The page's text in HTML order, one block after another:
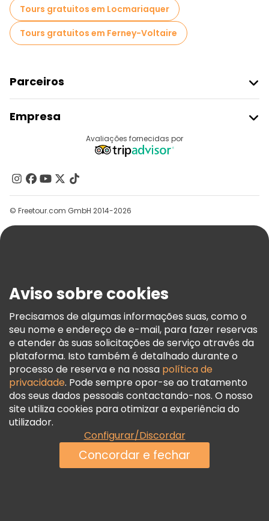
Tours gratuitos em Locmariaquer
Tours gratuitos em Ferney-Voltaire
Parceiros
Registo Do Fornecedor
Programa De Afiliados
Empresa
Contacte-Nos
Grupos
Ajuda
Termos E Informações Legais
Política De Cookies
Freetour Prémios
Programa De Fidelidade
Avaliações fornecidas por
© Freetour.com GmbH 2014-2026
Aviso sobre cookies
Precisamos de algumas informações suas, como o
seu nome e endereço de e-mail, para fazer reservas
e atender às suas solicitações de serviço através da
plataforma. Isto também é detalhado durante o
processo de reserva e na nossa política de
privacidade. Pode sempre opor-se ao tratamento
dos seus dados pessoais contactando-nos. O nosso
site utiliza cookies para otimizar a experiência do
utilizador.
Configurar/Discordar
Concordar e fechar